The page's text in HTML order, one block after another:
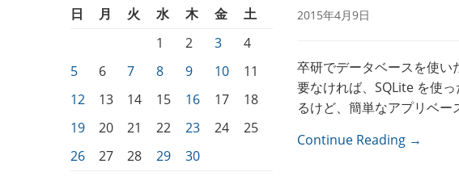
日 月 火 水 木 金
土
1
2 3
4
5
6 7 8 9 10
11
12
13 14 15 16 17
18
19
20 21 22 23 24
25
26
27 28 29 30
2015年4月9日
卒研でデータベースを使い
要なければ、SQLite を使
るけど、簡単なアプリベ
Continue Reading →